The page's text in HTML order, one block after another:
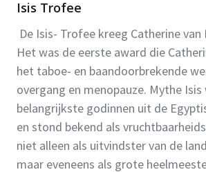
Isis Trofee
De Isis- Trofee kreeg Catherine van
Het was de eerste award die
het taboe- en baandoorbrekende
overgang en menopauze. Mythe Isis
belangrijkste godinnen uit de
en stond bekend als
niet alleen als uitvindster van de
maar eveneens als grote